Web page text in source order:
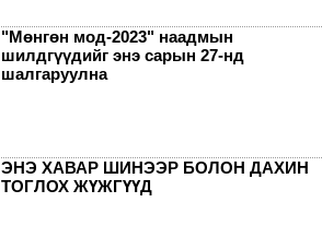
"Мөнгөн мод-2023" наадмын
шилдгүүдийг энэ сарын 27-нд
шалгаруулна
ЭНЭ ХАВАР ШИНЭЭР БОЛОН ДАХИН
ТОГЛОХ ЖҮЖГҮҮД